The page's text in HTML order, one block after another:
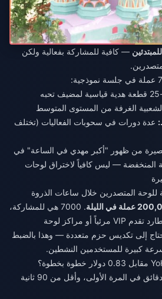
— كافية للمشاركة بفعالية ولكن
عدة دورات في سحوبات الفعاليات (تختلف
من ظهور "أكبر مهدي في الساعة" في
المنخفضة — ليس كافياً لاختراق لوحات
للوحة المتصدرين خلال ساعات الذروة
. 7000 هي للمشاركة،
وليست للسيطرة. إذا كنت تطارد تقدم VIP مرئياً أو مراكز لوحة
إلى تكديس حزم متعددة — وهذا بالضبط
كبيرة للمستخدمين النشطين.
تستغرق العملية أقل من 5 دقائق في المرة الأولى، وأقل من 90 ثانية